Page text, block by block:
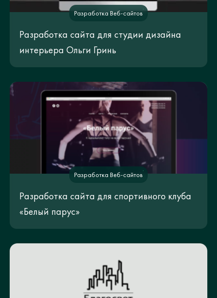
Разработка Веб-сайтов
Разработка сайта для студии дизайна
интерьера Ольги Гринь
Разработка Веб-сайтов
Разработка сайта для спортивного клуба
«Белый парус»